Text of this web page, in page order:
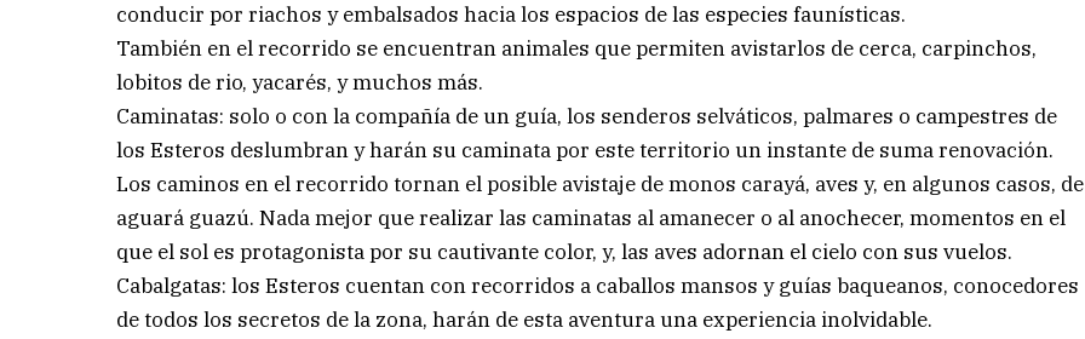
conducir por riachos y embalsados hacia los espacios de las especies faunísticas.
También en el recorrido se encuentran animales que permiten avistarlos de cerca, carpinchos,
lobitos de rio, yacarés, y muchos más.
Caminatas: solo o con la compañía de un guía, los senderos selváticos, palmares o campestres de
los Esteros deslumbran y harán su caminata por este territorio un instante de suma renovación.
Los caminos en el recorrido tornan el posible avistaje de monos carayá, aves y, en algunos casos, de
aguará guazú. Nada mejor que realizar las caminatas al amanecer o al anochecer, momentos en el
que el sol es protagonista por su cautivante color, y, las aves adornan el cielo con sus vuelos.
Cabalgatas: los Esteros cuentan con recorridos a caballos mansos y guías baqueanos, conocedores
de todos los secretos de la zona, harán de esta aventura una experiencia inolvidable.